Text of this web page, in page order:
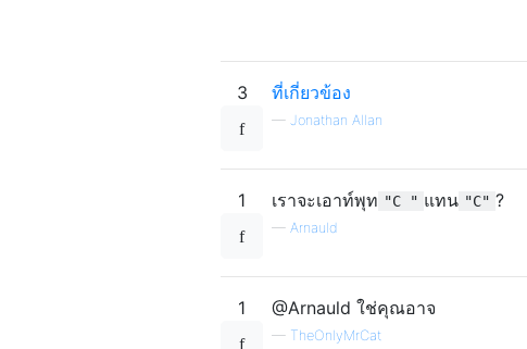
3 ที่เกี่ยวข้อง
— Jonathan Allan
1 เราจะเอาท์พุท "C " แทน "C" ?
— Arnauld
1 @Arnauld ใช่คุณอาจ
— TheOnlyMrCat